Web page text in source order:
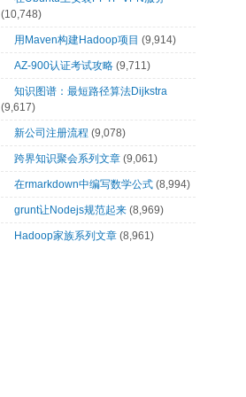
(10,748)
用Maven构建Hadoop项目 (9,914)
AZ-900认证考试攻略 (9,711)
知识图谱：最短路径算法Dijkstra
(9,617)
新公司注册流程 (9,078)
跨界知识聚会系列文章 (9,061)
在rmarkdown中编写数学公式 (8,994)
grunt让Nodejs规范起来 (8,969)
Hadoop家族系列文章 (8,961)